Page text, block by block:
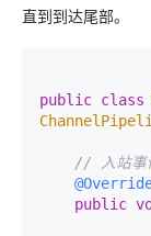
直到到达尾部。
public class
// 入站事
public